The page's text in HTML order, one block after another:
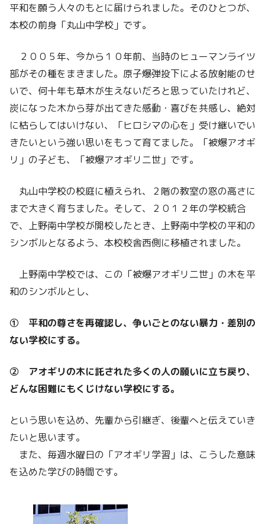
平和を願う人々のもとに届けられました。そのひとつが、
本校の前身「丸山中学校」です。
２００５年、今から１０年前、当時のヒューマンライツ
部がその種をまきました。原子爆弾投下による放射能のせ
いで、何十年も草木が生えないだろと思っていたけれど、
炭になった木から芽が出てきた感動・喜びを共感し、絶対
に枯らしてはいけない、「ヒロシマの心を」受け継いでい
きたいという強い思いをもって育てました。「被爆アオギ
リ」の子ども、「被爆アオギリ二世」です。
丸山中学校の校庭に植えられ、２階の教室の窓の高さに
まで大きく育ちました。そして、２０１２年の学校統合
で、上野南中学校が開校したとき、上野南中学校の平和の
シンボルとなるよう、本校校舎西側に移植されました。
上野南中学校では、この「被爆アオギリ二世」の木を平
和のシンボルとし、
① 平和の尊さを再確認し、争いごとのない暴力・差別の
ない学校にする。
② アオギリの木に託された多くの人の願いに立ち戻り、
どんな困難にもくじけない学校にする。
という思いを込め、先輩から引継ぎ、後輩へと伝えていき
たいと思います。
また、毎週水曜日の「アオギリ学習」は、こうした意味
を込めた学びの時間です。